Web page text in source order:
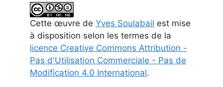
Cette œuvre de Yves Soulabail est mise
à disposition selon les termes de la
licence Creative Commons Attribution -
Pas d'Utilisation Commerciale - Pas de
Modification 4.0 International.